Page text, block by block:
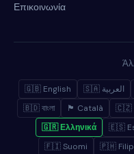
Επικοινωνία
🇬🇧 English 🇸🇦 العربية
🇧🇩 বাংলা
🏴 Català 🇨🇿
🇬🇷 Ελληνικά
🇪🇸
🇫🇮 Suomi
🇵🇭